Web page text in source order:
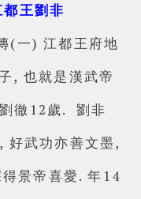
王劉非
(一) 江都王府地
, 也就是漢武帝
徹12歲. 劉非
好武功亦善文墨,
景帝喜愛. 年14